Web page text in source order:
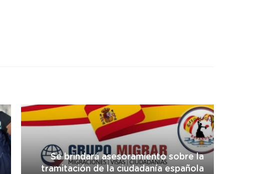
Se brindará asesoramiento sobre la
tramitación de la ciudadanía española